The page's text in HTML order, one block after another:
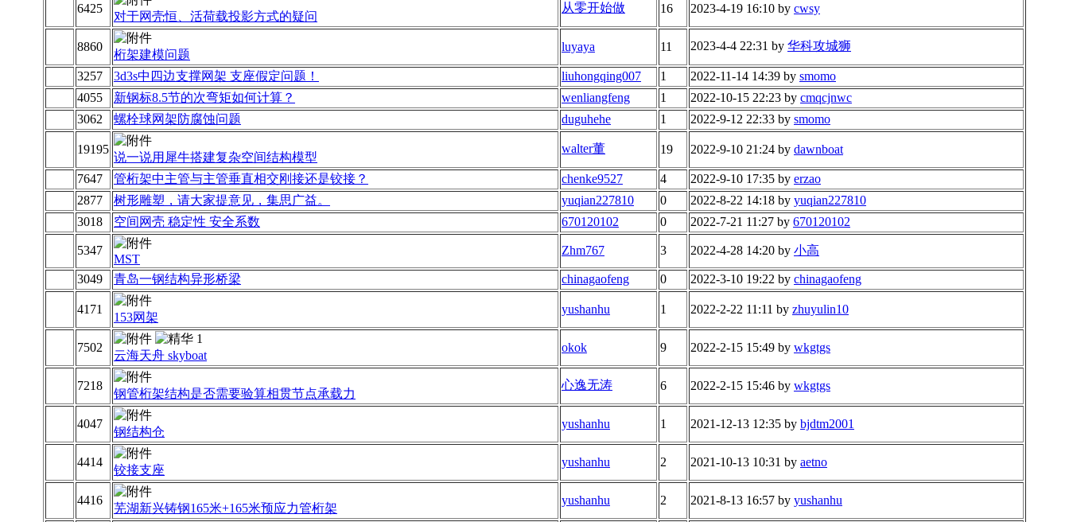
6425
对于网壳恒、活荷载投影方式的疑问
从零开始做 16 2023-4-19 16:10 by cwsy
8860
桁架建模问题
luyaya 11 2023-4-4 22:31 by 华科攻城狮
3257 3d3s中四边支撑网架 支座假定问题！ liuhongqing007 1 2022-11-14 14:39 by smomo
4055
新钢标8.5节的次弯矩如何计算？ wenliangfeng 1 2022-10-15 22:23 by cmqcjnwc
3062
螺栓球网架防腐蚀问题 duguhehe 1 2022-9-12 22:33 by smomo
19195
说一说用犀牛搭建复杂空间结构模型
walter董 19 2022-9-10 21:24 by dawnboat
7647 管桁架中主管与主管垂直相交刚接还是铰接？ chenke9527 4 2022-9-10 17:35 by erzao
2877
树形雕塑，请大家提意见，集思广益。 yuqian227810 0 2022-8-22 14:18 by yuqian227810
3018
空间网壳 稳定性 安全系数 670120102 0 2022-7-21 11:27 by 670120102
5347
MST
Zhm767 3 2022-4-28 14:20 by 小高
3049 青岛一钢结构异形桥梁 chinagaofeng 0 2022-3-10 19:22 by chinagaofeng
4171
153网架
yushanhu 1 2022-2-22 11:11 by zhuyulin10
7502
云海天舟 skyboat
okok 9 2022-2-15 15:49 by wkgtgs
7218
钢管桁架结构是否需要验算相贯节点承载力
心逸无涛 6 2022-2-15 15:46 by wkgtgs
4047
钢结构仓
yushanhu 1 2021-12-13 12:35 by bjdtm2001
4414
铰接支座
yushanhu 2 2021-10-13 10:31 by aetno
4416
芜湖新兴铸钢165米+165米预应力管桁架
yushanhu 2 2021-8-13 16:57 by yushanhu